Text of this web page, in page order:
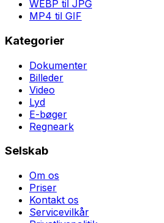
WEBP til JPG
MP4 til GIF
Kategorier
Dokumenter
Billeder
Video
Lyd
E-bøger
Regneark
Selskab
Om os
Priser
Kontakt os
Servicevilkår